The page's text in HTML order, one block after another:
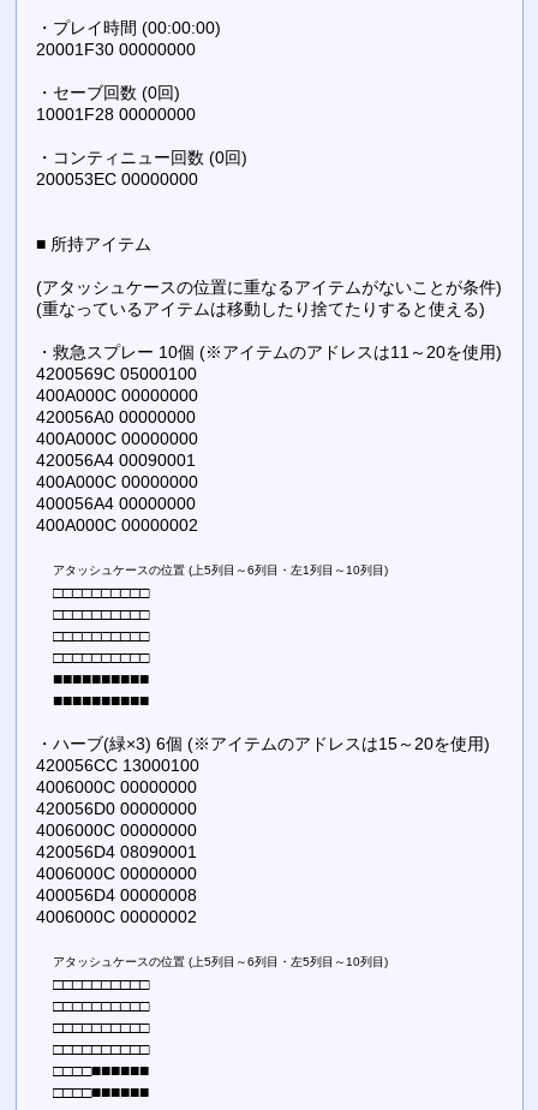
・プレイ時間 (00:00:00)
20001F30 00000000
・セーブ回数 (0回)
10001F28 00000000
・コンティニュー回数 (0回)
200053EC 00000000
■ 所持アイテム
(アタッシュケースの位置に重なるアイテムがないことが条件)
(重なっているアイテムは移動したり捨てたりすると使える)
・救急スプレー 10個 (※アイテムのアドレスは11～20を使用)
4200569C 05000100
400A000C 00000000
420056A0 00000000
400A000C 00000000
420056A4 00090001
400A000C 00000000
400056A4 00000000
400A000C 00000002
アタッシュケースの位置 (上5列目～6列目・左1列目～10列目)
□□□□□□□□□□
□□□□□□□□□□
□□□□□□□□□□
□□□□□□□□□□
■■■■■■■■■■
■■■■■■■■■■
・ハーブ(緑×3) 6個 (※アイテムのアドレスは15～20を使用)
420056CC 13000100
4006000C 00000000
420056D0 00000000
4006000C 00000000
420056D4 08090001
4006000C 00000000
400056D4 00000008
4006000C 00000002
アタッシュケースの位置 (上5列目～6列目・左5列目～10列目)
□□□□□□□□□□
□□□□□□□□□□
□□□□□□□□□□
□□□□□□□□□□
□□□□■■■■■■
□□□□■■■■■■